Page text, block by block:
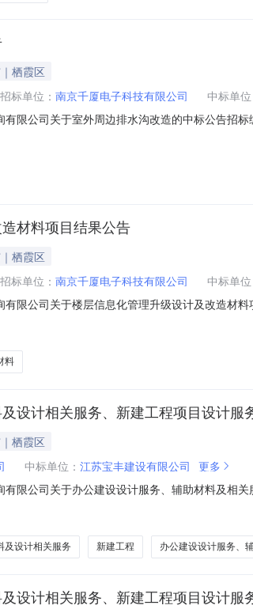
栖霞区
招标单位： 南京千厦电子科技有限公司 中标单位
有限公司关于室外周边排水沟改造的中标公告招
期：2019年10月21日地点：南京市中山路55
材料项目结果公告
栖霞区
招标单位： 南京千厦电子科技有限公司 中标单位
有限公司关于楼层信息化管理升级设计及改造材
简要说明：楼层信息化管理升级设计及改造材
料
设计相关服务、新建工程项目设计服
栖霞区
中标单位： 江苏宝丰建设有限公司 更多
有限公司关于办公建设设计服务、辅助材料及相
号：0675-194JOC003030二、招标项目简要
及设计相关服务 新建工程 办公建设设计服务、
设计相关服务、新建工程项目设计服